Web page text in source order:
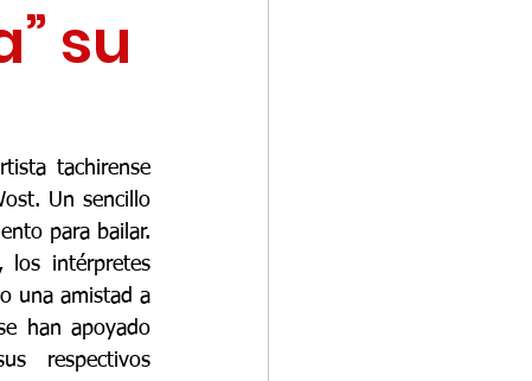
su
tachirense
Un sencillo
para bailar.
los intérpretes
una amistad a
han apoyado
respectivos